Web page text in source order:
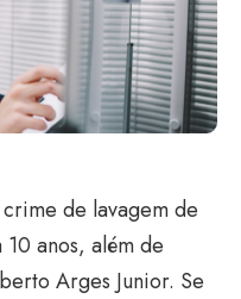
de lavagem de
anos, além de
Arges Junior. Se